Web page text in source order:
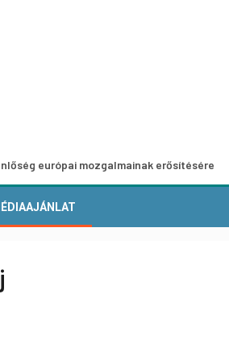
mozgalmainak erősítésére